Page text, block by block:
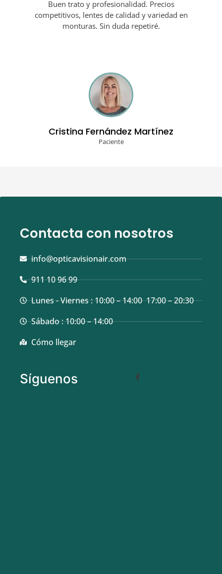
Cristina Fernández Martínez​
Paciente
Buen trato y profesionalidad. Precios
competitivos, lentes de calidad y variedad en
monturas. Sin duda repetiré.​
Contacta con nosotros
info@opticavisionair.com
911 10 96 99
Lunes - Viernes : 10:00 – 14:00 17:00 – 20:30
Sábado : 10:00 – 14:00
Cómo llegar
Síguenos